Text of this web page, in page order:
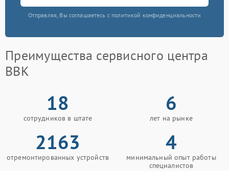
Отправляя, Вы соглашаетесь с политикой конфиденциальности
Преимущества сервисного центра
BBK
18
сотрудников в штате
6
лет на рынке
2163
отремонтированных устройств
4
минимальный опыт работы
специалистов